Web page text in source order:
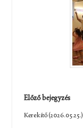
Post
navigation
Előző bejegyzés
Kerekítő (2026.05.25.)